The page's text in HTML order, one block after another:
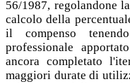
56/1987, regolandone
calcolo della
il compenso
professionale
ancora completato
maggiori durate di